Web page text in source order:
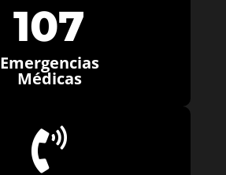
107
Emergencias
Médicas
